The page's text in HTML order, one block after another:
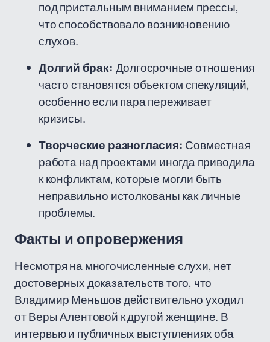
под пристальным вниманием прессы,
что способствовало возникновению
слухов.
Долгий брак: Долгосрочные отношения
часто становятся объектом спекуляций,
особенно если пара переживает
кризисы.
Творческие разногласия: Совместная
работа над проектами иногда приводила
к конфликтам, которые могли быть
неправильно истолкованы как личные
проблемы.
Факты и опровержения
Несмотря на многочисленные слухи, нет
достоверных доказательств того, что
Владимир Меньшов действительно уходил
от Веры Алентовой к другой женщине. В
интервью и публичных выступлениях оба